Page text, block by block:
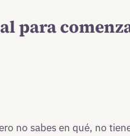
para
no sabes en qué, no